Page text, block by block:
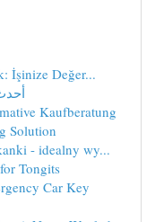
İşinize Değer...
Kaufberatung
Solution
- idealny wy...
Tongits
Car Key